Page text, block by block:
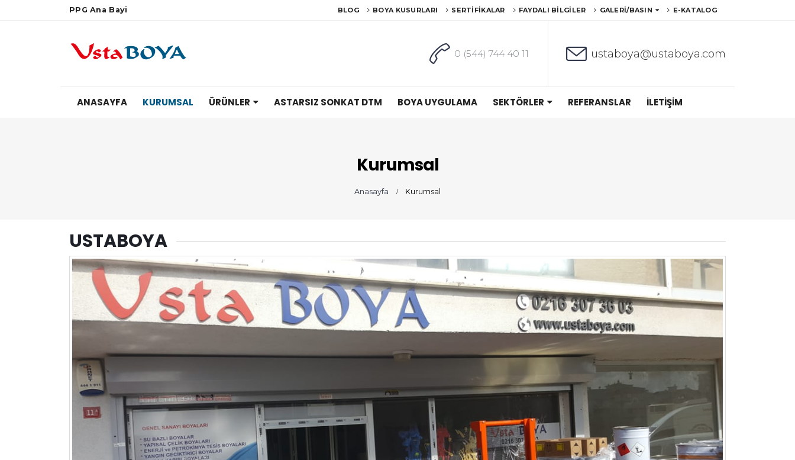
PPG Ana Bayi BLOG BOYA KUSURLARI SERTIFIKALAR FAYDALI BILGILER GALERI/BASIN E-KATALOG
0 (544) 744 40 11 ustaboya@ustaboya.com
ANASAYFA KURUMSAL ÜRÜNLER ASTARSIZ SONKAT DTM BOYA UYGULAMA SEKTÖRLER REFERANSLAR İLETIŞIM
Kurumsal
Anasayfa Kurumsal
USTABOYA